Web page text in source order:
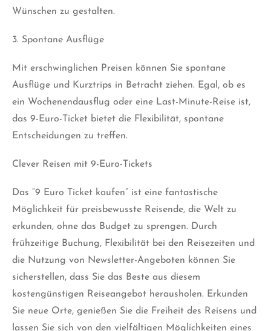
Wünschen zu gestalten.
3. Spontane Ausflüge
Mit erschwinglichen Preisen können Sie spontane
Ausflüge und Kurztrips in Betracht ziehen. Egal, ob es
ein Wochenendausflug oder eine Last-Minute-Reise ist,
das 9-Euro-Ticket bietet die Flexibilität, spontane
Entscheidungen zu treffen.
Clever Reisen mit 9-Euro-Tickets
Das “9 Euro Ticket kaufen” ist eine fantastische
Möglichkeit für preisbewusste Reisende, die Welt zu
erkunden, ohne das Budget zu sprengen. Durch
frühzeitige Buchung, Flexibilität bei den Reisezeiten und
die Nutzung von Newsletter-Angeboten können Sie
sicherstellen, dass Sie das Beste aus diesem
kostengünstigen Reiseangebot herausholen. Erkunden
Sie neue Orte, genießen Sie die Freiheit des Reisens und
lassen Sie sich von den vielfältigen Möglichkeiten eines